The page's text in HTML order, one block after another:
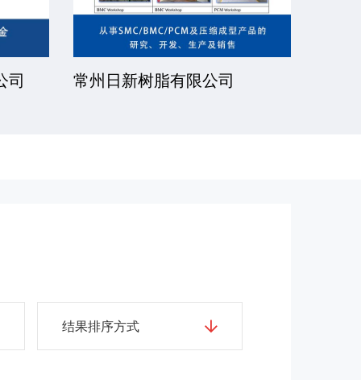
司 厦门一诺得复合材料有限公司
结果排序方式